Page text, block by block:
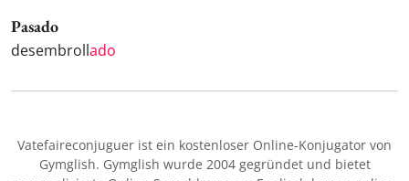
Pasado
desembrollado
Vatefaireconjuguer ist ein kostenloser Online-Konjugator von
Gymglish. Gymglish wurde 2004 gegründet und bietet